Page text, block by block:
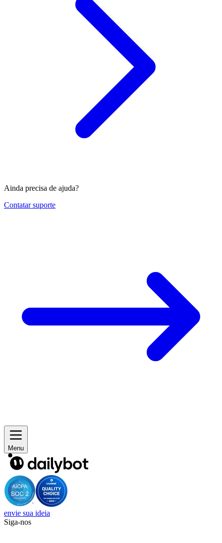
Ainda precisa de ajuda?
Contatar suporte
Menu
envie sua ideia
Siga-nos